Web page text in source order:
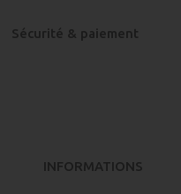
Sécurité & paiement
INFORMATIONS